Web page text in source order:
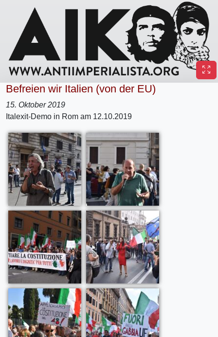
Befreien wir Italien (von der EU)
15. Oktober 2019
Italexit-Demo in Rom am 12.10.2019